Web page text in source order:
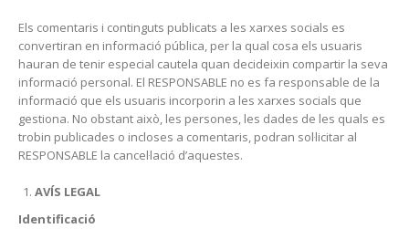
Els comentaris i continguts publicats a les xarxes socials es
convertiran en informació pública, per la qual cosa els usuaris
hauran de tenir especial cautela quan decideixin compartir la seva
informació personal. El RESPONSABLE no es fa responsable de la
informació que els usuaris incorporin a les xarxes socials que
gestiona. No obstant això, les persones, les dades de les quals es
trobin publicades o incloses a comentaris, podran sol·licitar al
RESPONSABLE la cancel·lació d’aquestes.
AVÍS LEGAL
Identificació